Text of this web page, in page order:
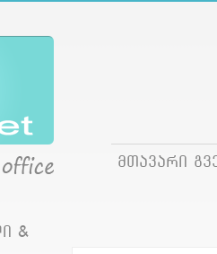
მთავარი
&